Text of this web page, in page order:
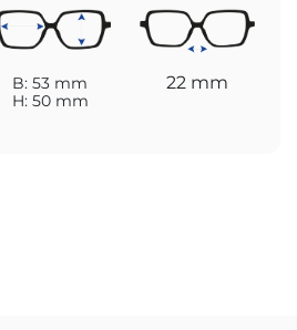
B: 53 mm
H: 50 mm
22 mm